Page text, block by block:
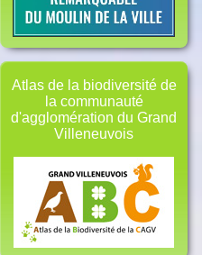
Atlas de la biodiversité de
la communauté
d'agglomération du Grand
Villeneuvois